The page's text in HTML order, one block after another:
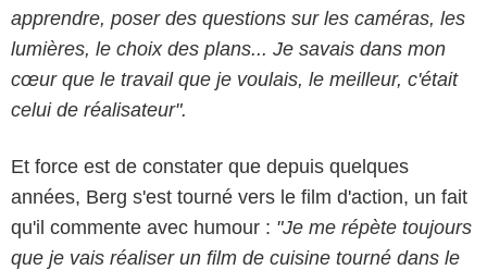
apprendre, poser des questions sur les caméras, les
lumières, le choix des plans... Je savais dans mon
cœur que le travail que je voulais, le meilleur, c'était
celui de réalisateur".
Et force est de constater que depuis quelques
années, Berg s'est tourné vers le film d'action, un fait
qu'il commente avec humour : "Je me répète toujours
que je vais réaliser un film de cuisine tourné dans le